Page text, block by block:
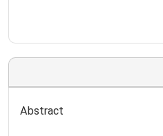
Abstract